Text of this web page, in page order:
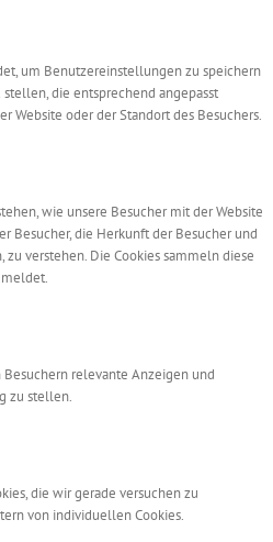
um Benutzereinstellungen zu speichern
die entsprechend angepasst
Website oder der Standort des Besuchers.
wie unsere Besucher mit der Website
Besucher, die Herkunft der Besucher und
verstehen. Die Cookies sammeln diese
relevante Anzeigen und
zu stellen.
die wir gerade versuchen zu
von individuellen Cookies.